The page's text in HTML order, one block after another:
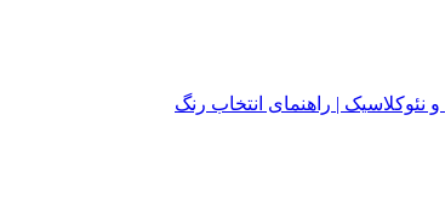
نئوکلاسیک | راهنمای انتخاب رنگ